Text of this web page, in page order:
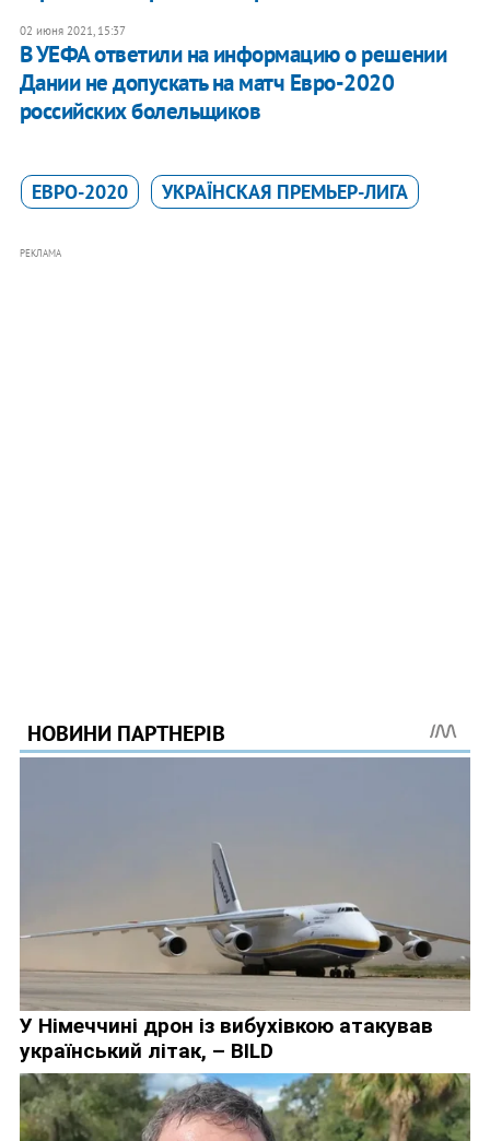
02 июня 2021, 15:37
В УЕФА ответили на информацию о решении
Дании не допускать на матч Евро-2020
российских болельщиков
ЕВРО-2020 УКРАЇНСКАЯ ПРЕМЬЕР-ЛИГА
РЕКЛАМА